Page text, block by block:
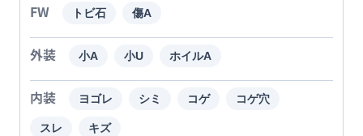
FW トビ石 傷A
外装 小A 小U ホイルA
内装 ヨゴレ シミ コゲ コゲ穴
スレ キズ